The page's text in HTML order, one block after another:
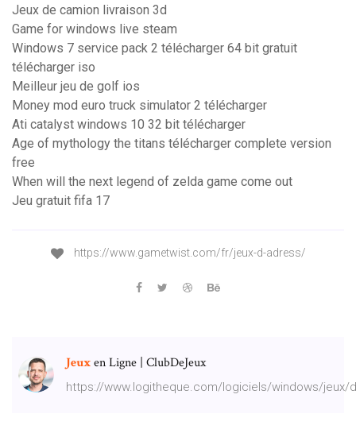
Jeux de camion livraison 3d
Game for windows live steam
Windows 7 service pack 2 télécharger 64 bit gratuit
télécharger iso
Meilleur jeu de golf ios
Money mod euro truck simulator 2 télécharger
Ati catalyst windows 10 32 bit télécharger
Age of mythology the titans télécharger complete version
free
When will the next legend of zelda game come out
Jeu gratuit fifa 17
https://www.gametwist.com/fr/jeux-d-adress/
Jeuxen Ligne | ClubDeJeux
https://www.logitheque.com/logiciels/windows/jeux/